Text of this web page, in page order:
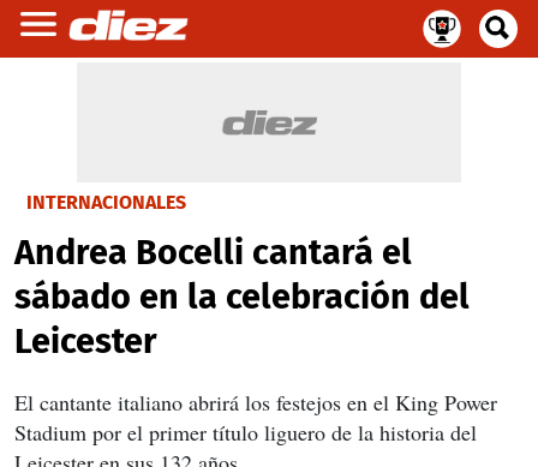
INTERNACIONALES
Andrea Bocelli cantará el
sábado en la celebración del
Leicester
El cantante italiano abrirá los festejos en el King Power
Stadium por el primer título liguero de la historia del